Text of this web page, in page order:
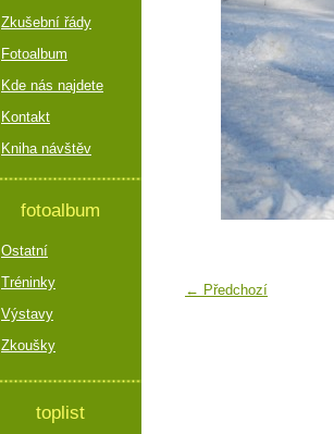
← Předchozí
Zkušební řády
Fotoalbum
Kde nás najdete
Kontakt
Kniha návštěv
fotoalbum
Ostatní
Tréninky
Výstavy
Zkoušky
toplist